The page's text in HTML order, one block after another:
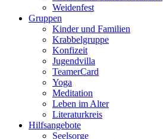
Weidenfest
Gruppen
Kinder und Familien
Krabbelgruppe
Konfizeit
Jugendvilla
TeamerCard
Yoga
Meditation
Leben im Alter
Literaturkreis
Hilfsangebote
Seelsorge